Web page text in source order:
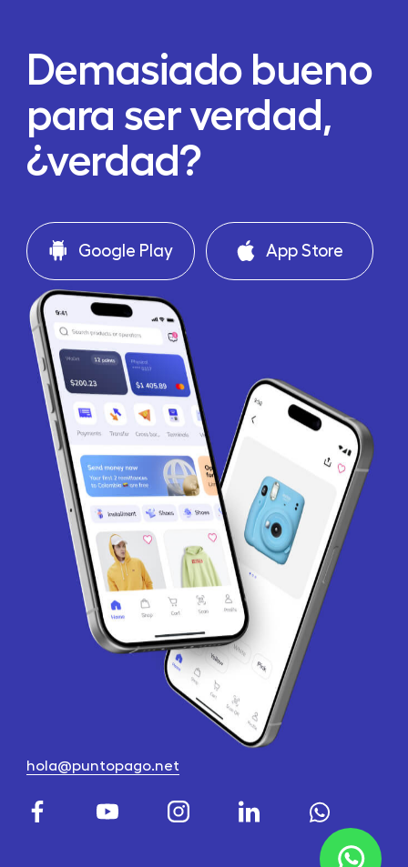
Demasiado bueno
para ser verdad,
¿verdad?
Google Play App Store
hola@puntopago.net